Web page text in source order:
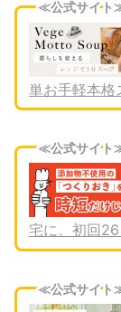
≪公式サイト
単お手軽本格
≪公式サイト
宅に。初回
≪公式サイト